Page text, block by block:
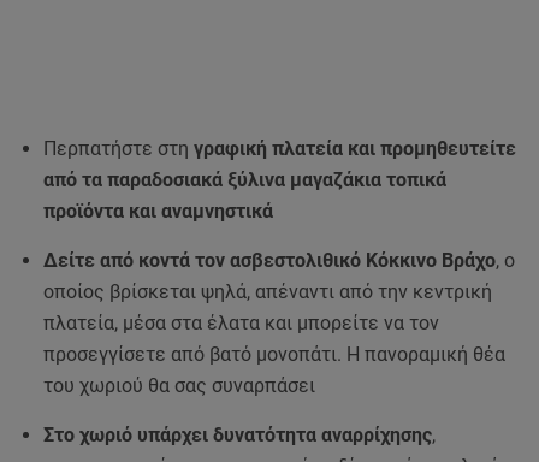
Περπατήστε στη γραφική πλατεία και προμηθευτείτε
από τα παραδοσιακά ξύλινα μαγαζάκια τοπικά
προϊόντα και αναμνηστικά
Δείτε από κοντά τον ασβεστολιθικό Κόκκινο Βράχο, ο
οποίος βρίσκεται ψηλά, απέναντι από την κεντρική
πλατεία, μέσα στα έλατα και μπορείτε να τον
προσεγγίσετε από βατό μονοπάτι. Η πανοραμική θέα
του χωριού θα σας συναρπάσει
Στο χωριό υπάρχει δυνατότητα αναρρίχησης,